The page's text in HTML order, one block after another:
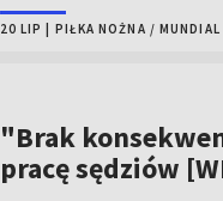
20 LIP PIŁKA NOŻNA /
"Brak
pracę sędziów